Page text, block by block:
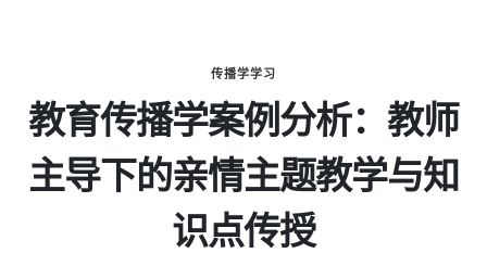
传播学学习
教育传播学案例分析：教师
主导下的亲情主题教学与知
识点传授